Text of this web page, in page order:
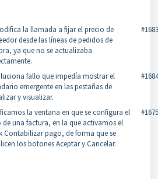
la llamada a fijar el precio de
desde las líneas de pedidos de
ya que no se actualizaba
fallo que impedía mostrar el
emergente en las pestañas de
y visualizar.
la ventana en que se configura el
de una factura, en la que activamos el
Contabilizar pago, de forma que se
los botones Aceptar y Cancelar.